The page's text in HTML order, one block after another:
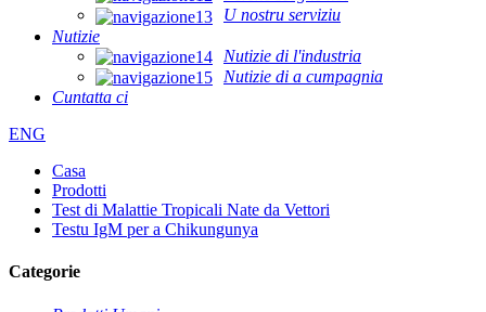
U nostru serviziu
Nutizie
Nutizie di l'industria
Nutizie di a cumpagnia
Cuntatta ci
ENG
Casa
Prodotti
Test di Malattie Tropicali Nate da Vettori
Testu IgM per a Chikungunya
Categorie